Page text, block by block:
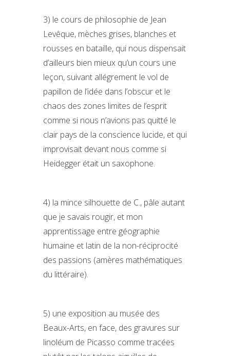
3) le cours de philosophie de Jean
Levêque, mèches grises, blanches et
rousses en bataille, qui nous dispensait
d’ailleurs bien mieux qu’un cours une
leçon, suivant allégrement le vol de
papillon de l’idée dans l’obscur et le
chaos des zones limites de l’esprit
comme si nous n’avions pas quitté le
clair pays de la conscience lucide, et qui
improvisait devant nous comme si
Heidegger était un saxophone.
4) la mince silhouette de C., pâle autant
que je savais rougir, et mon
apprentissage entre géographie
humaine et latin de la non-réciprocité
des passions (amères mathématiques
du littéraire).
5) une exposition au musée des
Beaux-Arts, en face, des gravures sur
linoléum de Picasso comme tracées